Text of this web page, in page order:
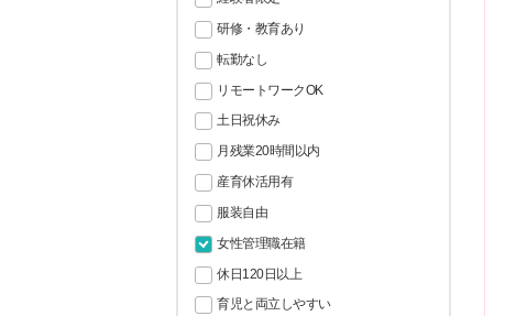
研修・教育あり
転勤なし
リモートワークOK
土日祝休み
月残業20時間以内
産育休活用有
服装自由
女性管理職在籍
休日120日以上
育児と両立しやすい